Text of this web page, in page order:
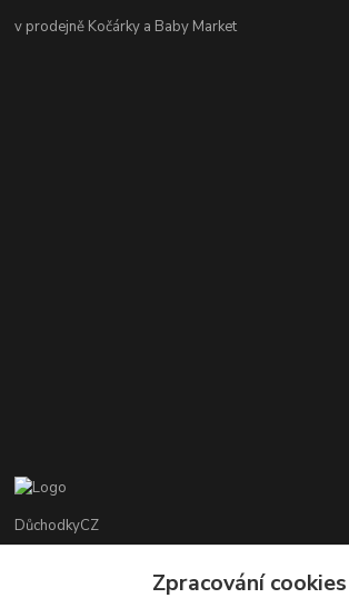
v prodejně Kočárky a Baby Market
DůchodkyCZ
Zpracování cookies